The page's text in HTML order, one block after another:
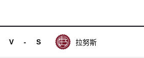
V - S 拉努斯